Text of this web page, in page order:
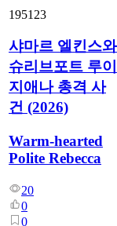
195123
샤마르 엘킨스와
슈리브포트 루이
지애나 총격 사
건 (2026)
Warm-hearted
Polite Rebecca
20
0
0